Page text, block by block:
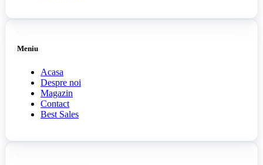
Meniu
Acasa
Despre noi
Magazin
Contact
Best Sales